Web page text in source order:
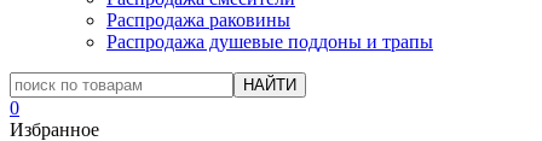
Распродажа раковины
Распродажа душевые поддоны и трапы
0
Избранное